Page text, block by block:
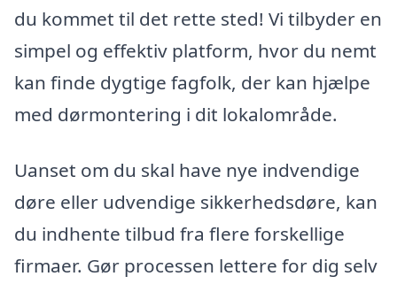
du kommet til det rette sted! Vi tilbyder en
simpel og effektiv platform, hvor du nemt
kan finde dygtige fagfolk, der kan hjælpe
med dørmontering i dit lokalområde.
Uanset om du skal have nye indvendige
døre eller udvendige sikkerhedsdøre, kan
du indhente tilbud fra flere forskellige
firmaer. Gør processen lettere for dig selv